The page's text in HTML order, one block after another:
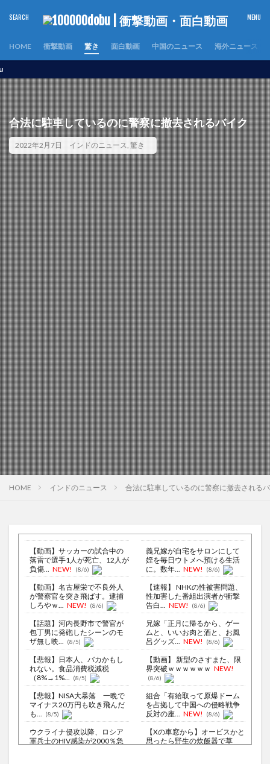
HOME 衝撃動画 驚き 面白動画 中国のニュース 海外ニュース
合法に駐車しているのに警察に撤去されるバイク
2022年2月7日 インドのニュース, 驚き
HOME インドのニュース 合法に駐車しているのに警察に撤去される
【動画】サッカーの試合中の
落雷で選手1人が死亡、12人が
負傷... NEW! (8/6)
【動画】名古屋栄で不良外人
が警察官を突き飛ばす。逮捕
しろやｗ...
NEW! (8/6)
【話題】河内長野市で警官が
包丁男に発砲したシーンのモ
ザ無し映...
(8/5)
【悲報】日本人、バカかもし
れない。食品消費税減税
（8%→1%...
(8/5)
【悲報】NISA大暴落 一晩で
マイナス20万円も吹き飛んだ
も...
(8/5)
ウクライナ侵攻以降、ロシア
軍兵士のHIV感染が2000％急
義兄嫁が自宅をサロンにして
姪を毎日ウトメへ預ける生活
に。数年... NEW! (8/6)
【速報】 NHKの性被害問題、
性加害した番組出演者が衝撃
告白...
NEW! (8/6)
兄嫁「正月に帰るから、ゲー
ムと、いいお肉と酒と、お風
呂グッズ...
NEW! (8/6)
【動画】 新型のさすまた、限
界突破ｗｗｗｗｗｗ NEW!
(8/6)
組合「有給取って原爆ドーム
を占拠して中国への侵略戦争
反対の座...
NEW! (8/6)
【Xの車窓から】オービスかと
思ったら野生の炊飯器で草